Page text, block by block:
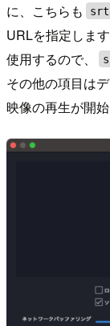
に、こちらも
URLを指定しま
使用するので、
その他の項目は
映像の再生が開始